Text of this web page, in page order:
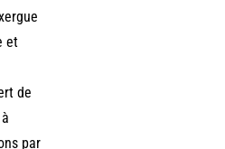
et
de
par